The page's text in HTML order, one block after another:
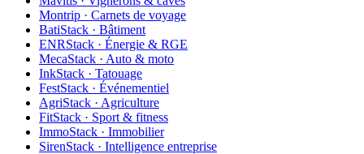
Montrip · Carnets de voyage
BatiStack · Bâtiment
ENRStack · Énergie & RGE
MecaStack · Auto & moto
InkStack · Tatouage
FestStack · Événementiel
AgriStack · Agriculture
FitStack · Sport & fitness
ImmoStack · Immobilier
SirenStack · Intelligence entreprise